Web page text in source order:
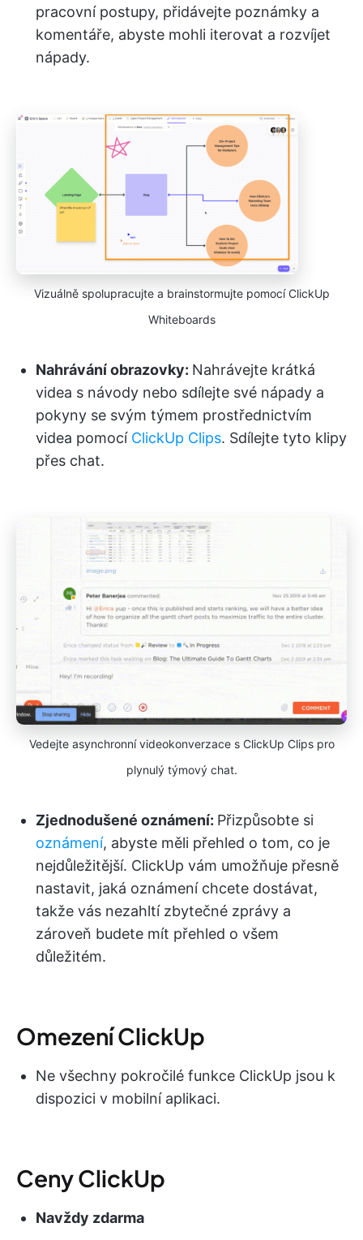
pracovní postupy, přidávejte poznámky a
komentáře, abyste mohli iterovat a rozvíjet
nápady.
Vizuálně spolupracujte a brainstormujte pomocí ClickUp
Whiteboards
Nahrávání obrazovky: Nahrávejte krátká
videa s návody nebo sdílejte své nápady a
pokyny se svým týmem prostřednictvím
videa pomocí ClickUp Clips. Sdílejte tyto klipy
přes chat.
Vedejte asynchronní videokonverzace s ClickUp Clips pro
plynulý týmový chat.
Zjednodušené oznámení: Přizpůsobte si
oznámení, abyste měli přehled o tom, co je
nejdůležitější. ClickUp vám umožňuje přesně
nastavit, jaká oznámení chcete dostávat,
takže vás nezahltí zbytečné zprávy a
zároveň budete mít přehled o všem
důležitém.
Omezení ClickUp
Ne všechny pokročilé funkce ClickUp jsou k
dispozici v mobilní aplikaci.
Ceny ClickUp
Navždy zdarma